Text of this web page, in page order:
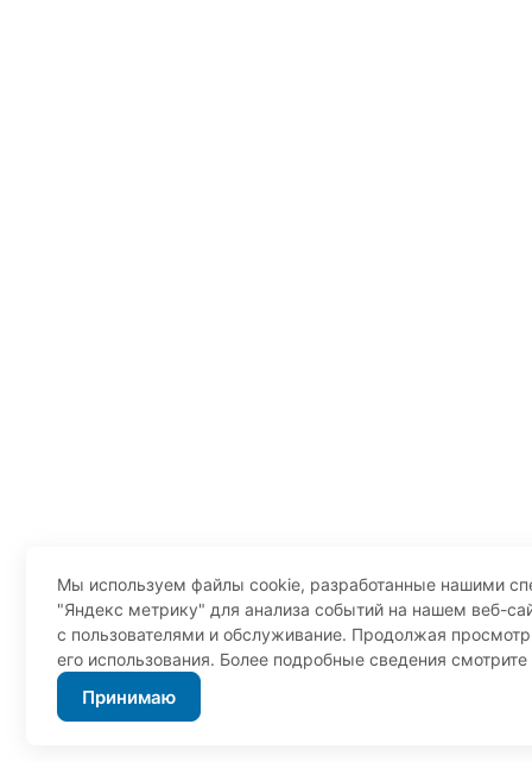
Мы используем файлы cookie, разработанные нашими
"Яндекс метрику" для анализа событий на нашем веб-
с пользователями и обслуживание. Продолжая
его использования. Более подробные сведения
Принимаю